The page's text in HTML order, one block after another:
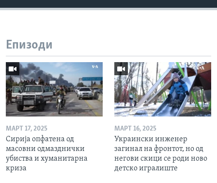
Епизоди
МАРТ 17, 2025
Сирија опфатена од
масовни одмазднички
убиства и хуманитарна
криза
МАРТ 16, 2025
Украински инженер
загинал на фронтот, но од
негови скици се роди ново
детско игралиште